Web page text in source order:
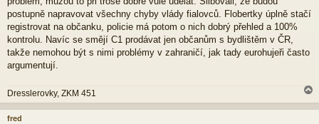
postupně napravovat všechny chyby vlády fialovců. Flobertky úplně stačí
registrovat na občanku, policie má potom o nich dobrý přehled a 100%
kontrolu. Navíc se smějí C1 prodávat jen občanům s bydlištěm v ČR,
takže nemohou být s nimi problémy v zahraničí, jak tady eurohujeři často
argumentují.
Dresslerovky, ZKM 451
a
h
fred